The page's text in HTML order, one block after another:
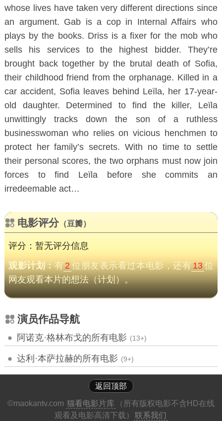
whose lives have taken very different directions since
an argument. Gab is a cop in Internal Affairs who
plays by the books. Driss is a fixer for the mob who
sells his services to the highest bidder. They’re
brought back together by the brutal death of Sofia,
their childhood friend from the orphanage. Killed in a
car accident, Sofia leaves behind Leïla, her 17-year-
old daughter. Determined to find the killer, Leïla
unwittingly tracks down the son of a ruthless
businesswoman who relies on vicious henchmen to
protect her family’s secrets. With no time to settle
their personal scores, the two orphans must now join
forces to find Leïla before she commits an
irredeemable act…
电影评分（豆瓣）
评分：暂无评分信息
观影计划： 有2 位朋友表示看过本电影，还有 13 位
网友观看本片的想法（计划）。
演员作品导航
阿诺克·格林布戈的所有电影 (13+)
达利·本萨拉赫的所有电影 (9+)
返回顶部
©maokantv.com 猫看电影片库
（所有版权电影不含HD在线
观看及电影高清下载）
联系我们